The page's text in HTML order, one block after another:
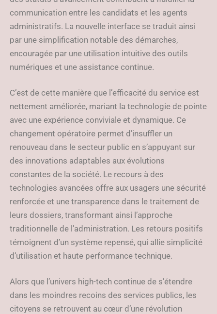
communication entre les candidats et les agents
administratifs. La nouvelle interface se traduit ainsi
par une simplification notable des démarches,
encouragée par une utilisation intuitive des outils
numériques et une assistance continue.
C’est de cette manière que l’efficacité du service est
nettement améliorée, mariant la technologie de pointe
avec une expérience conviviale et dynamique. Ce
changement opératoire permet d’insuffler un
renouveau dans le secteur public en s’appuyant sur
des innovations adaptables aux évolutions
constantes de la société. Le recours à des
technologies avancées offre aux usagers une sécurité
renforcée et une transparence dans le traitement de
leurs dossiers, transformant ainsi l’approche
traditionnelle de l’administration. Les retours positifs
témoignent d’un système repensé, qui allie simplicité
d’utilisation et haute performance technique.
Alors que l’univers high-tech continue de s’étendre
dans les moindres recoins des services publics, les
citoyens se retrouvent au cœur d’une révolution